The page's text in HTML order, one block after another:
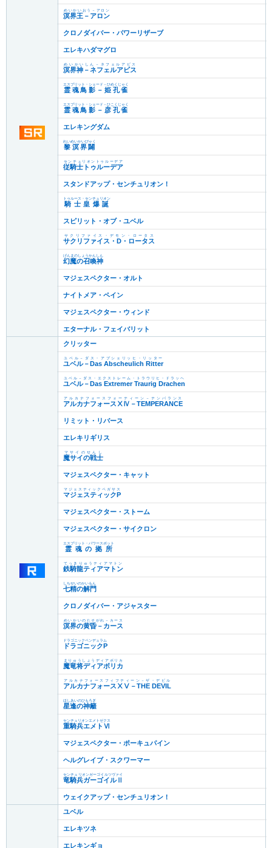
溟界王－アロン
めいかいおう－アロン
クロノダイバー・パワーリザーブ
エレキハダマグロ
溟界神－ネフェルアビス
めいかいしん－ネフェルアビス
霊魂鳥影－姫孔雀
エスプリット・シェード－ひめくじゃく
霊魂鳥影－彦孔雀
エスプリット・シェード－ひこくじゃく
エレキングダム
黎溟界闢
れいめいかいびゃく
従騎士トゥルーデア
センチュリオントゥルーデア
スタンドアップ・センチュリオン！
騎士皇爆誕
トゥルース・センチュリオン
スピリット・オブ・ユベル
サクリファイス・D・ロータス
サクリファイス・デモン・ロータス
幻魔の召喚神
げんまのしょうかんしん
マジェスペクター・オルト
ナイトメア・ペイン
マジェスペクター・ウィンド
エターナル・フェイバリット
クリッター
ユベル－Das Abscheulich Ritter
ユベル－ダス・アプシェリッヒ・リッター
ユベル－Das Extremer Traurig Drachen
ユベル－ダス・エクストレーム・トラウリヒ・ドラッヘ
アルカナフォースⅩⅣ－TEMPERANCE
アルカナフォースフォーティーン－テンパランス
リミット・リバース
エレキリギリス
魔サイの戦士
マサイのせんし
マジェスペクター・キャット
マジェスティックP
マジェスティックペガサス
マジェスペクター・ストーム
マジェスペクター・サイクロン
霊魂の拠所
エスプリット・パワースポット
鉄騎龍ティアマトン
てっきりゅうティアマトン
七精の解門
しちせいのかいもん
クロノダイバー・アジャスター
溟界の黄昏－カース
めいかいのたそがれ－カース
ドラゴニックP
ドラゴニックペンデュラム
魔竜将ディアボリカ
まりゅうしょうディアボリカ
アルカナフォースⅩⅤ－THE DEVIL
アルカナフォースフィフティーン－ザ・デビル
星逢の神籬
ほしあいのひもろぎ
重騎兵エメトⅥ
センチュリオンエメトゼクス
マジェスペクター・ポーキュパイン
ヘルグレイブ・スクワーマー
竜騎兵ガーゴイルⅡ
センチュリオンガーゴイルツヴァイ
ウェイクアップ・センチュリオン！
ユベル
エレキツネ
エレキンギョ